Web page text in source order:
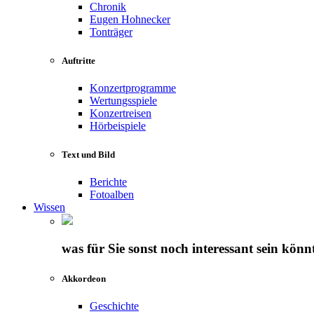
Chronik
Eugen Hohnecker
Tonträger
Auftritte
Konzertprogramme
Wertungsspiele
Konzertreisen
Hörbeispiele
Text und Bild
Berichte
Fotoalben
Wissen
was für Sie sonst noch interessant sein
Akkordeon
Geschichte